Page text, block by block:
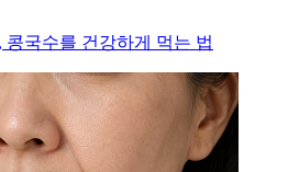
콩국수를 건강하게 먹는 법